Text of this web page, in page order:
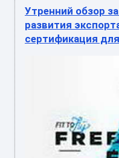
Утренний обзор
развития
сертификация